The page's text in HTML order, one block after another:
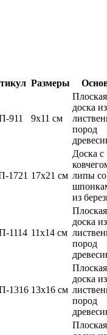
Размеры
911 9х11 см
Плоская
доска из
пород
1721 17х21 см
Доска с
липы со
из
1114 11х14 см
Плоская
доска из
пород
1316 13x16 см
Плоская
доска из
пород
Плоская